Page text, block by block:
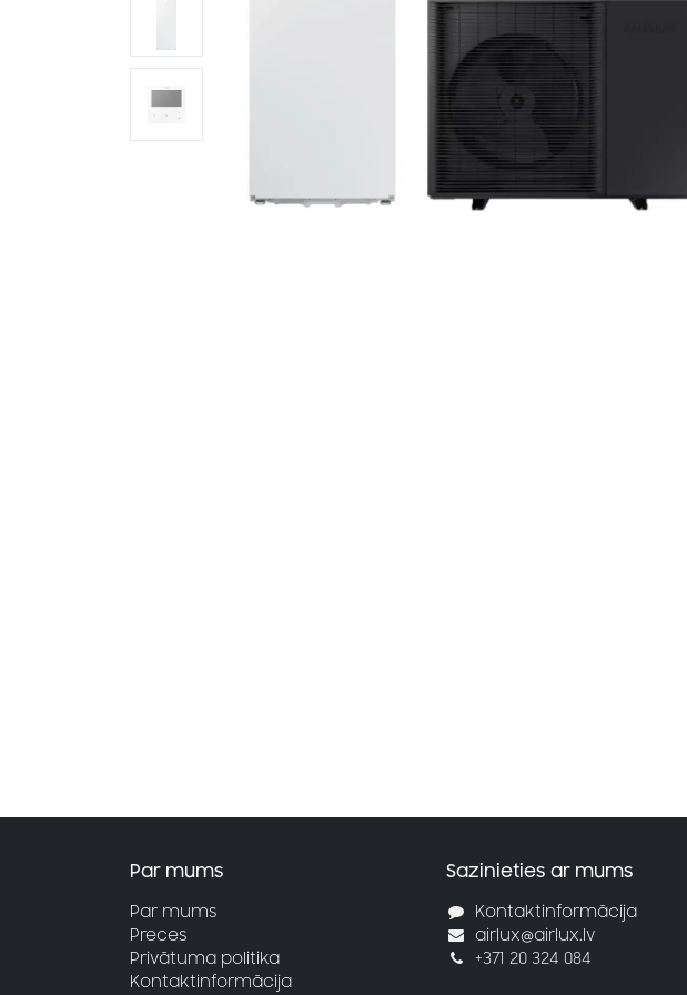
Par mums
Par mums
Preces
Privātuma politika
Kontaktinformācija
Sazinieties ar mums
Kontaktinformācija
airlux@airlux.lv
+371 20 324 084